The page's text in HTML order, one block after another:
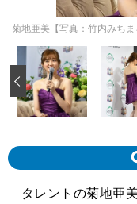
菊地亜美【写真：竹内みちま
‹
タレントの菊地亜